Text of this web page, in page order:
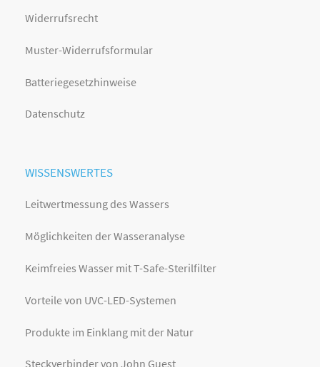
Widerrufsrecht
Muster-Widerrufsformular
Batteriegesetzhinweise
Datenschutz
WISSENSWERTES
Leitwertmessung des Wassers
Möglichkeiten der Wasseranalyse
Keimfreies Wasser mit T-Safe-Sterilfilter
Vorteile von UVC-LED-Systemen
Produkte im Einklang mit der Natur
Steckverbinder von John Guest